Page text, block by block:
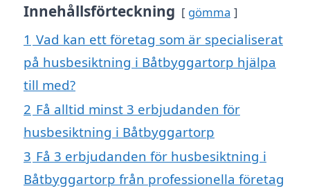
Innehållsförteckning gömma
1 Vad kan ett företag som är specialiserat
på husbesiktning i Båtbyggartorp hjälpa
till med?
2 Få alltid minst 3 erbjudanden för
husbesiktning i Båtbyggartorp
3 Få 3 erbjudanden för husbesiktning i
Båtbyggartorp från professionella företag